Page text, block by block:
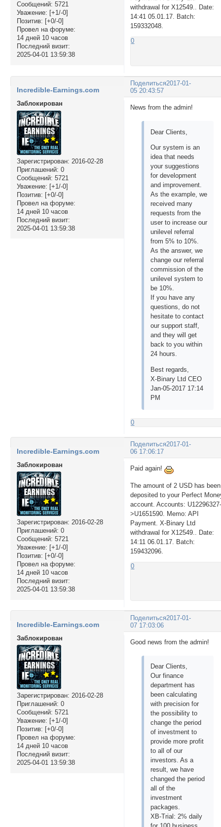
Сообщений: 5721
Уважение: [+1/-0]
Позитив: [+0/-0]
Провел на форуме:
14 дней 10 часов
Последний визит:
2025-04-01 13:59:38
withdrawal for X12549.. Date:
14:41 05.01.17. Batch:
159332048.
0
Поделиться2017-01-
05 20:43:57
Incredible-Earnings.com
Заблокирован
Зарегистрирован: 2016-02-28
Приглашений: 0
Сообщений: 5721
Уважение: [+1/-0]
Позитив: [+0/-0]
Провел на форуме:
14 дней 10 часов
Последний визит:
2025-04-01 13:59:38
News from the admin!
Dear Clients,
Our system is an
idea that needs
your suggestions
for development
and improvement.
As the example, we
received many
requests from the
user to increase our
unilevel referral
from 5% to 10%.
As the answer, we
change our referral
commission of the
unilevel system to
be 10%.
If you have any
questions, do not
hesitate to contact
our support staff,
and they will get
back to you within
24 hours.
Best regards,
X-Binary Ltd CEO
Jan-05-2017 17:14
PM
0
Поделиться2017-01-
06 17:06:17
Incredible-Earnings.com
Заблокирован
Зарегистрирован: 2016-02-28
Приглашений: 0
Сообщений: 5721
Уважение: [+1/-0]
Позитив: [+0/-0]
Провел на форуме:
14 дней 10 часов
Последний визит:
2025-04-01 13:59:38
Paid again!
The amount of 2 USD has been
deposited to your Perfect
account. Accounts:
>U1651590. Memo: API
Payment. X-Binary Ltd
withdrawal for X12549.. Date:
14:11 06.01.17. Batch:
159432096.
0
Поделиться2017-01-
07 17:03:06
Incredible-Earnings.com
Заблокирован
Зарегистрирован: 2016-02-28
Приглашений: 0
Сообщений: 5721
Уважение: [+1/-0]
Позитив: [+0/-0]
Провел на форуме:
14 дней 10 часов
Последний визит:
2025-04-01 13:59:38
Good news from the admin!
Dear Clients,
Our finance
department has
been calculating
with precision for
the possibility to
change the period
of investment to
provide more profit
to all of our
investors. As a
result, we have
changed the period
all of the
investment
packages.
XB-Trial: 2% daily